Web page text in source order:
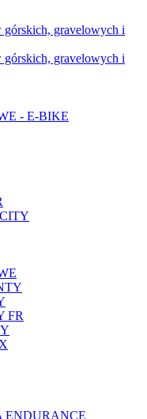
- E-BIKE
FR
ENDURANCE